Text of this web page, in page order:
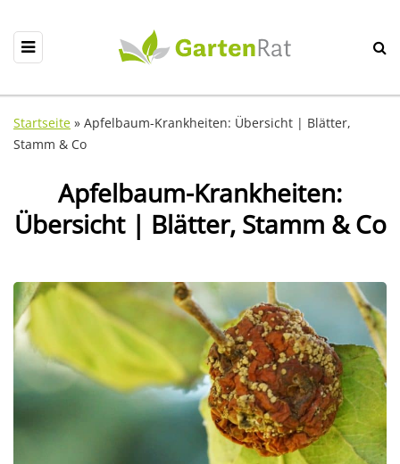
Startseite » Apfelbaum-Krankheiten: Übersicht | Blätter,
Stamm & Co
Apfelbaum-Krankheiten:
Übersicht | Blätter, Stamm & Co